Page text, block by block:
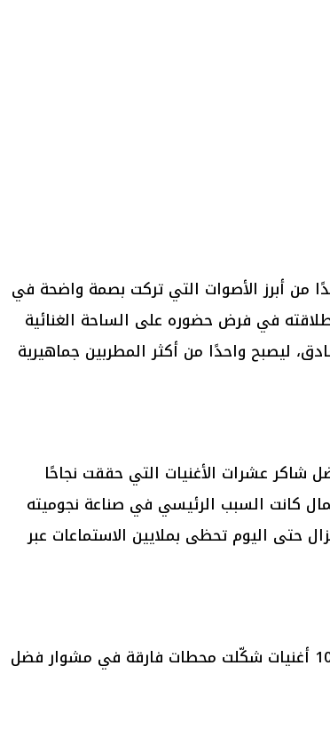
من أبرز الأصوات التي تركت بصمة واضحة في
في فرض حضوره على الساحة الغنائية
ليصبح واحدًا من أكثر المطربين جماهيرية
شاكر عشرات الأغنيات التي حققت نجاحًا
كانت السبب الرئيسي في صناعة نجوميته
حتى اليوم تحظى بملايين الاستماعات عبر
وفي التقرير التالي، نستعرض أبرز 10 أغنيات شكّلت محطات فارقة في مشوار فضل